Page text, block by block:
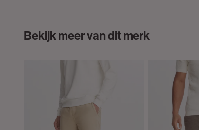
Bekijk meer van dit merk